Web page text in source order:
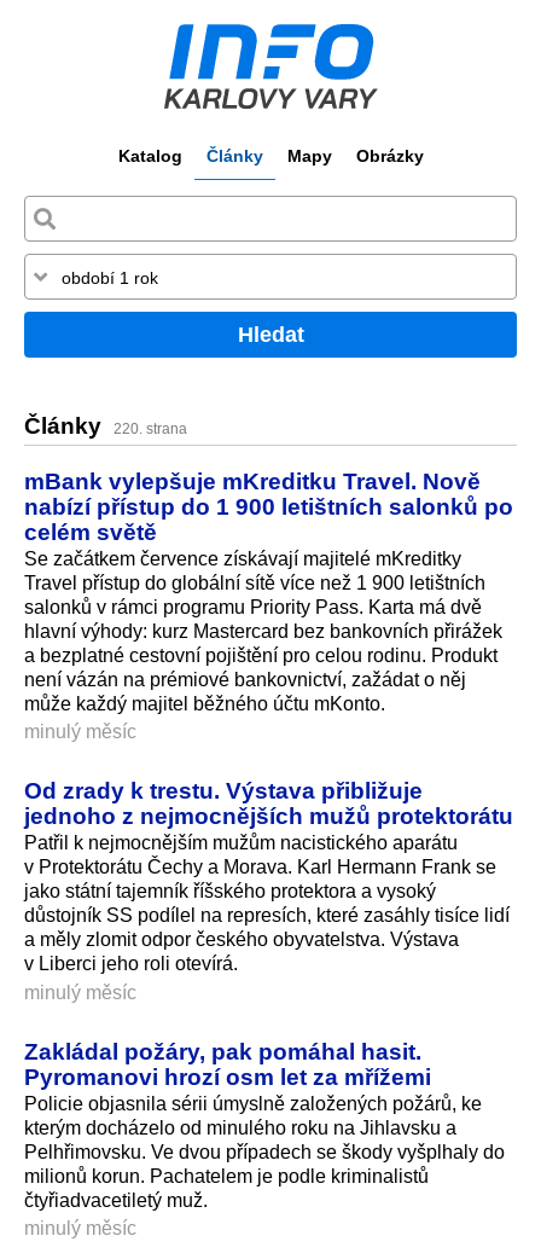
Katalog Články Mapy Obrázky
Hledat
Články 220. strana
mBank vylepšuje mKreditku Travel. Nově
nabízí přístup do 1 900 letištních salonků po
celém světě
Se začátkem července získávají majitelé mKreditky
Travel přístup do globální sítě více než 1 900 letištních
salonků v rámci programu Priority Pass. Karta má dvě
hlavní výhody: kurz Mastercard bez bankovních přirážek
a bezplatné cestovní pojištění pro celou rodinu. Produkt
není vázán na prémiové bankovnictví, zažádat o něj
může každý majitel běžného účtu mKonto.
minulý měsíc
Od zrady k trestu. Výstava přibližuje
jednoho z nejmocnějších mužů protektorátu
Patřil k nejmocnějším mužům nacistického aparátu
v Protektorátu Čechy a Morava. Karl Hermann Frank se
jako státní tajemník říšského protektora a vysoký
důstojník SS podílel na represích, které zasáhly tisíce lidí
a měly zlomit odpor českého obyvatelstva. Výstava
v Liberci jeho roli otevírá.
minulý měsíc
Zakládal požáry, pak pomáhal hasit.
Pyromanovi hrozí osm let za mřížemi
Policie objasnila sérii úmyslně založených požárů, ke
kterým docházelo od minulého roku na Jihlavsku a
Pelhřimovsku. Ve dvou případech se škody vyšplhaly do
milionů korun. Pachatelem je podle kriminalistů
čtyřiadvaceti­letý muž.
minulý měsíc